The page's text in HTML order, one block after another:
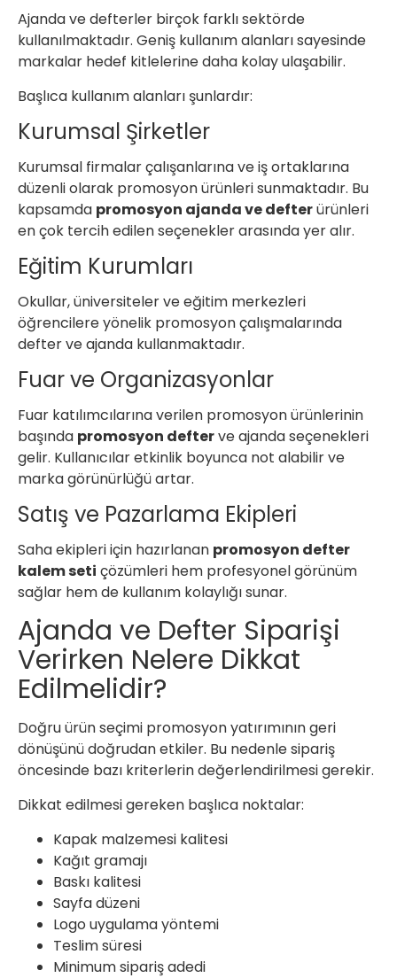
Ajanda ve defterler birçok farklı sektörde
kullanılmaktadır. Geniş kullanım alanları sayesinde
markalar hedef kitlelerine daha kolay ulaşabilir.
Başlıca kullanım alanları şunlardır:
Kurumsal Şirketler
Kurumsal firmalar çalışanlarına ve iş ortaklarına
düzenli olarak promosyon ürünleri sunmaktadır. Bu
kapsamda promosyon ajanda ve defterürünleri
en çok tercih edilen seçenekler arasında yer alır.
Eğitim Kurumları
Okullar, üniversiteler ve eğitim merkezleri
öğrencilere yönelik promosyon çalışmalarında
defter ve ajanda kullanmaktadır.
Fuar ve Organizasyonlar
Fuar katılımcılarına verilen promosyon ürünlerinin
başında promosyon defterve ajanda seçenekleri
gelir. Kullanıcılar etkinlik boyunca not alabilir ve
marka görünürlüğü artar.
Satış ve Pazarlama Ekipleri
Saha ekipleri için hazırlanan promosyon defter
kalem seti çözümleri hem profesyonel görünüm
sağlar hem de kullanım kolaylığı sunar.
Ajanda ve Defter Siparişi
Verirken Nelere Dikkat
Edilmelidir?
Doğru ürün seçimi promosyon yatırımının geri
dönüşünü doğrudan etkiler. Bu nedenle sipariş
öncesinde bazı kriterlerin değerlendirilmesi gerekir.
Dikkat edilmesi gereken başlıca noktalar:
Kapak malzemesi kalitesi
Kağıt gramajı
Baskı kalitesi
Sayfa düzeni
Logo uygulama yöntemi
Teslim süresi
Minimum sipariş adedi